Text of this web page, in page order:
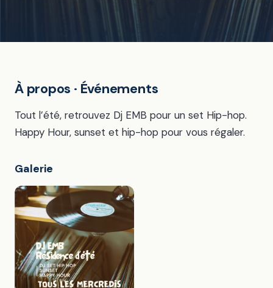
À propos · Événements
Tout l’été, retrouvez Dj EMB pour un set Hip-hop.
Happy Hour, sunset et hip-hop pour vous régaler.
Galerie